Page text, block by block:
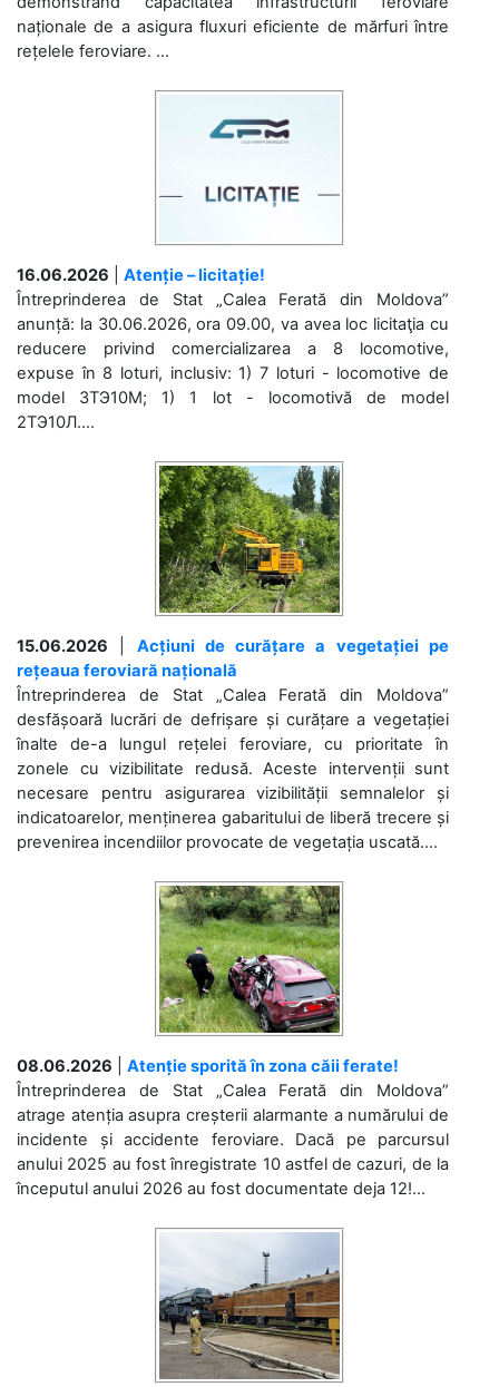
naționale de a asigura fluxuri eficiente de mărfuri între
rețelele feroviare. ...
16.06.2026
Atenție – licitație!
Întreprinderea de Stat „Calea Ferată din Moldova”
anunță: la 30.06.2026, ora 09.00, va avea loc licitaţia cu
reducere privind comercializarea a 8 locomotive,
expuse în 8 loturi, inclusiv: 1) 7 loturi - locomotive de
model 3ТЭ10М; 1) 1 lot - locomotivă de model
2ТЭ10Л....
15.06.2026
Acțiuni de curățare a vegetației pe
rețeaua feroviară națională
Întreprinderea de Stat „Calea Ferată din Moldova”
desfășoară lucrări de defrișare și curățare a vegetației
înalte de-a lungul rețelei feroviare, cu prioritate în
zonele cu vizibilitate redusă. Aceste intervenții sunt
necesare pentru asigurarea vizibilității semnalelor și
indicatoarelor, menținerea gabaritului de liberă trecere și
prevenirea incendiilor provocate de vegetația uscată....
08.06.2026
Atenție sporită în zona căii ferate!
Întreprinderea de Stat „Calea Ferată din Moldova”
atrage atenția asupra creșterii alarmante a numărului de
incidente și accidente feroviare. Dacă pe parcursul
anului 2025 au fost înregistrate 10 astfel de cazuri, de la
începutul anului 2026 au fost documentate deja 12!...